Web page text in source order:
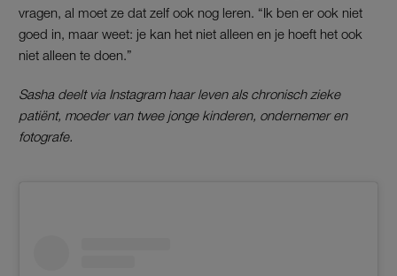
vragen, al moet ze dat zelf ook nog leren. “Ik ben er ook niet
goed in, maar weet: je kan het niet alleen en je hoeft het ook
niet alleen te doen.”
Sasha deelt via Instagram haar leven als chronisch zieke
patiënt, moeder van twee jonge kinderen, ondernemer en
fotografe.